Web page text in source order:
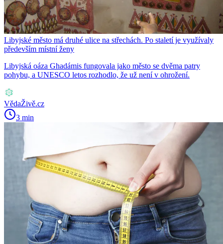
Libyjské město má druhé ulice na střechách. Po staletí je využívaly
především místní ženy
Libyjská oáza Ghadámis fungovala jako město se dvěma patry
pohybu, a UNESCO letos rozhodlo, že už není v ohrožení.
VědaŽivě.cz
3 min